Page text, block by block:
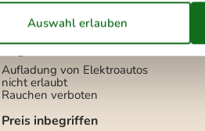
2 x Holz-/Parkettboden
Regeln
Aufladung von Elektroautos
nicht erlaubt
Rauchen verboten
Preis inbegriffen